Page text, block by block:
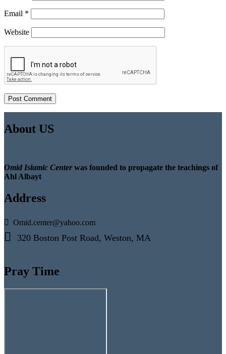
Email *
Website
About US
Omid Islamic Centerwas founded to propagate the teachings of
Ahl Albayt
Address
Omid.center@yahoo.com
320 Boston Post Road, Weston, MA
Pray Time